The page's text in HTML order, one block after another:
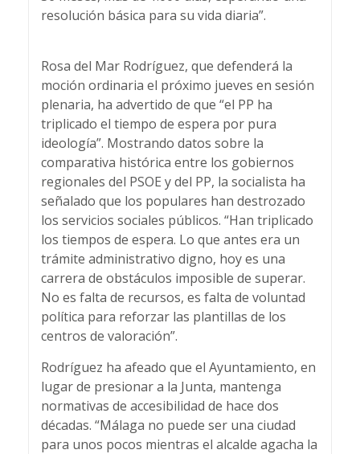
resolución básica para su vida diaria”.
Rosa del Mar Rodríguez, que defenderá la
moción ordinaria el próximo jueves en sesión
plenaria, ha advertido de que “el PP ha
triplicado el tiempo de espera por pura
ideología”. Mostrando datos sobre la
comparativa histórica entre los gobiernos
regionales del PSOE y del PP, la socialista ha
señalado que los populares han destrozado
los servicios sociales públicos. “Han triplicado
los tiempos de espera. Lo que antes era un
trámite administrativo digno, hoy es una
carrera de obstáculos imposible de superar.
No es falta de recursos, es falta de voluntad
política para reforzar las plantillas de los
centros de valoración”.
Rodríguez ha afeado que el Ayuntamiento, en
lugar de presionar a la Junta, mantenga
normativas de accesibilidad de hace dos
décadas. “Málaga no puede ser una ciudad
para unos pocos mientras el alcalde agacha la